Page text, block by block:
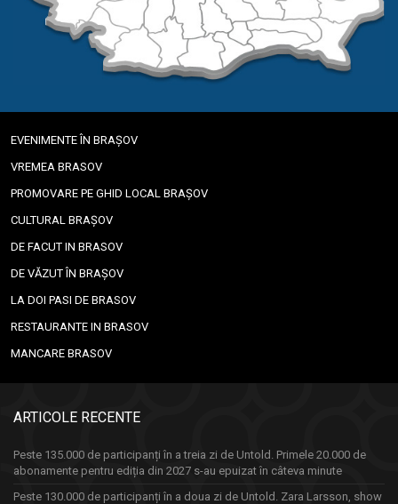
EVENIMENTE ÎN BRAȘOV
VREMEA BRASOV
PROMOVARE PE GHID LOCAL BRAȘOV
CULTURAL BRAȘOV
DE FACUT IN BRASOV
DE VĂZUT ÎN BRAȘOV
LA DOI PASI DE BRASOV
RESTAURANTE IN BRASOV
MANCARE BRASOV
ARTICOLE RECENTE
Peste 135.000 de participanți în a treia zi de Untold. Primele 20.000 de
abonamente pentru ediția din 2027 s-au epuizat în câteva minute
Peste 130.000 de participanți în a doua zi de Untold. Zara Larsson, show